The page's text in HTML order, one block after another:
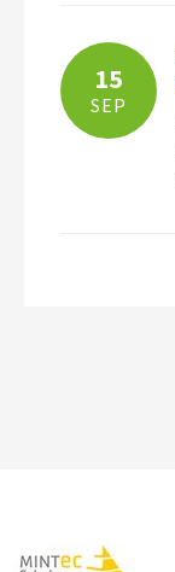
15
SEP